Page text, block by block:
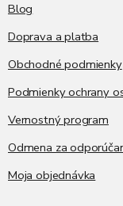
Blog
Doprava a platba
Obchodné podmienky
Podmienky ochrany
Vernostný program
Odmena za
Moja objednávka